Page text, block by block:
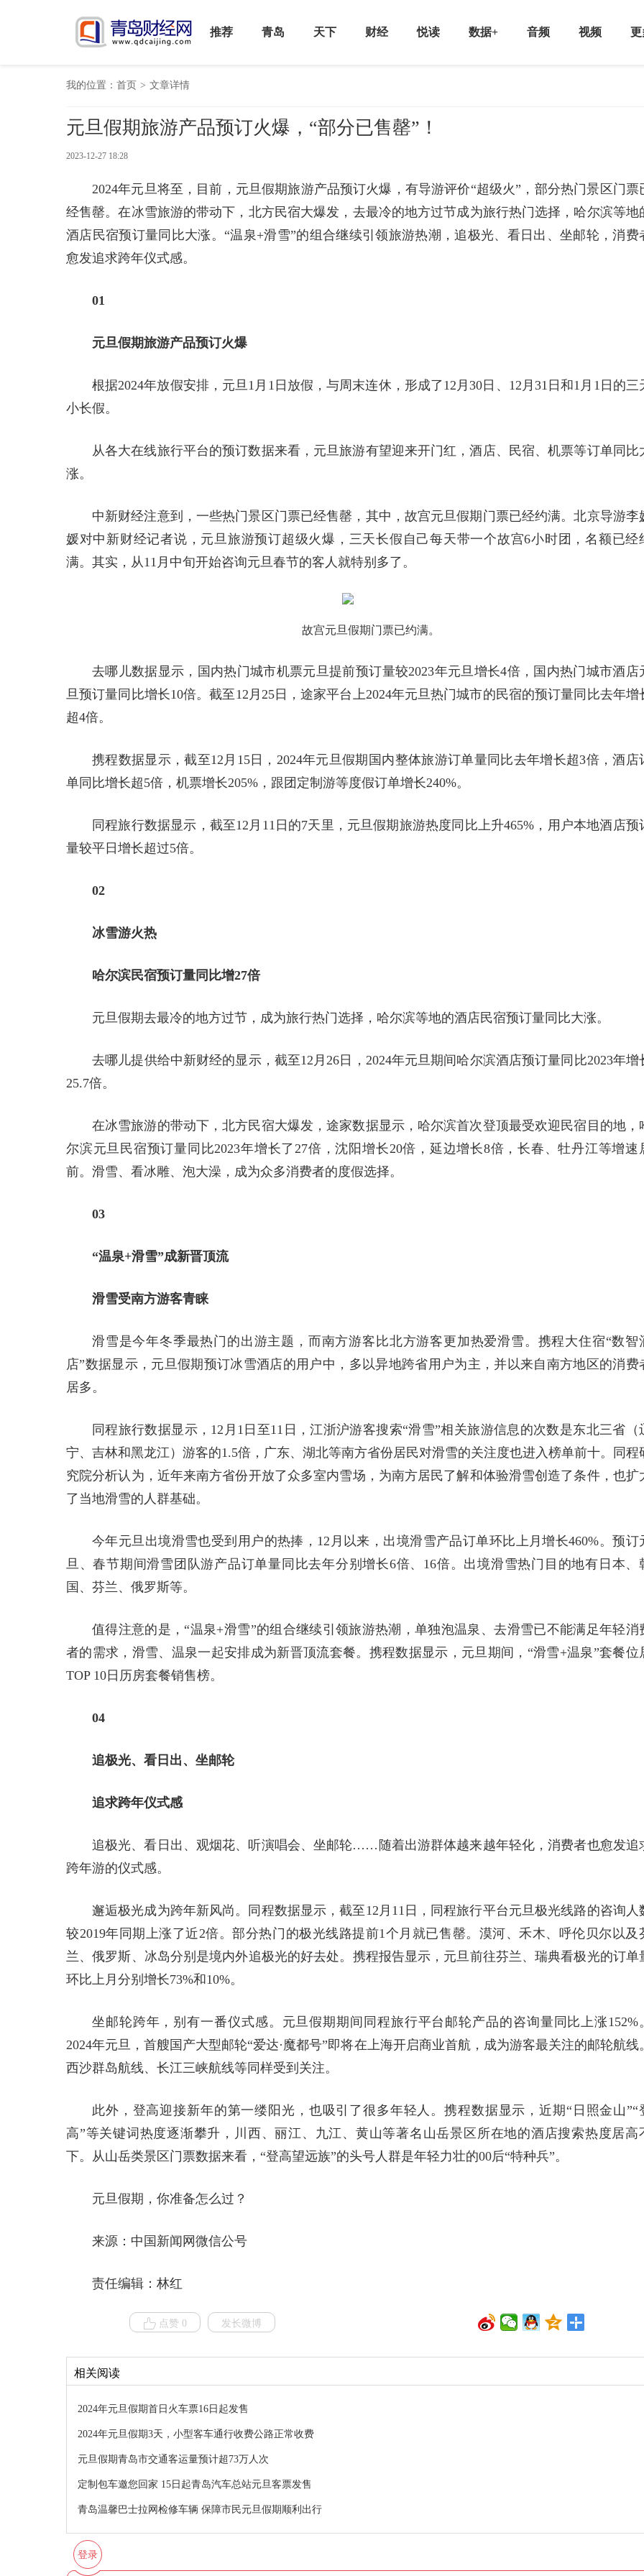
推荐 青岛 天下 财经 悦读 数据+ 音频 视频 更
我的位置： 首页 > 文章详情
元旦假期旅游产品预订火爆，“部分已售罄”！
2023-12-27 18:28
2024年元旦将至，目前，元旦假期旅游产品预订火爆，有导游评价“超级火”，部分热门景区门票
经售罄。在冰雪旅游的带动下，北方民宿大爆发，去最冷的地方过节成为旅行热门选择，哈尔滨等地
酒店民宿预订量同比大涨。“温泉+滑雪”的组合继续引领旅游热潮，追极光、看日出、坐邮轮，消费
愈发追求跨年仪式感。
01
元旦假期旅游产品预订火爆
根据2024年放假安排，元旦1月1日放假，与周末连休，形成了12月30日、12月31日和1月1日的三
小长假。
从各大在线旅行平台的预订数据来看，元旦旅游有望迎来开门红，酒店、民宿、机票等订单同比
涨。
中新财经注意到，一些热门景区门票已经售罄，其中，故宫元旦假期门票已经约满。北京导游李
媛对中新财经记者说，元旦旅游预订超级火爆，三天长假自己每天带一个故宫6小时团，名额已经
满。其实，从11月中旬开始咨询元旦春节的客人就特别多了。
故宫元旦假期门票已约满。
去哪儿数据显示，国内热门城市机票元旦提前预订量较2023年元旦增长4倍，国内热门城市酒店
旦预订量同比增长10倍。截至12月25日，途家平台上2024年元旦热门城市的民宿的预订量同比去年增
超4倍。
携程数据显示，截至12月15日，2024年元旦假期国内整体旅游订单量同比去年增长超3倍，酒店
单同比增长超5倍，机票增长205%，跟团定制游等度假订单增长240%。
同程旅行数据显示，截至12月11日的7天里，元旦假期旅游热度同比上升465%，用户本地酒店预
量较平日增长超过5倍。
02
冰雪游火热
哈尔滨民宿预订量同比增27倍
元旦假期去最冷的地方过节，成为旅行热门选择，哈尔滨等地的酒店民宿预订量同比大涨。
去哪儿提供给中新财经的显示，截至12月26日，2024年元旦期间哈尔滨酒店预订量同比2023年增
25.7倍。
在冰雪旅游的带动下，北方民宿大爆发，途家数据显示，哈尔滨首次登顶最受欢迎民宿目的地，
尔滨元旦民宿预订量同比2023年增长了27倍，沈阳增长20倍，延边增长8倍，长春、牡丹江等增速
前。滑雪、看冰雕、泡大澡，成为众多消费者的度假选择。
03
“温泉+滑雪”成新晋顶流
滑雪受南方游客青睐
滑雪是今年冬季最热门的出游主题，而南方游客比北方游客更加热爱滑雪。携程大住宿“数智
店”数据显示，元旦假期预订冰雪酒店的用户中，多以异地跨省用户为主，并以来自南方地区的消费
居多。
同程旅行数据显示，12月1日至11日，江浙沪游客搜索“滑雪”相关旅游信息的次数是东北三省（
宁、吉林和黑龙江）游客的1.5倍，广东、湖北等南方省份居民对滑雪的关注度也进入榜单前十。同程
究院分析认为，近年来南方省份开放了众多室内雪场，为南方居民了解和体验滑雪创造了条件，也扩
了当地滑雪的人群基础。
今年元旦出境滑雪也受到用户的热捧，12月以来，出境滑雪产品订单环比上月增长460%。预订
旦、春节期间滑雪团队游产品订单量同比去年分别增长6倍、16倍。出境滑雪热门目的地有日本、
国、芬兰、俄罗斯等。
值得注意的是，“温泉+滑雪”的组合继续引领旅游热潮，单独泡温泉、去滑雪已不能满足年轻消
者的需求，滑雪、温泉一起安排成为新晋顶流套餐。携程数据显示，元旦期间，“滑雪+温泉”套餐位
TOP 10日历房套餐销售榜。
04
追极光、看日出、坐邮轮
追求跨年仪式感
追极光、看日出、观烟花、听演唱会、坐邮轮……随着出游群体越来越年轻化，消费者也愈发追
跨年游的仪式感。
邂逅极光成为跨年新风尚。同程数据显示，截至12月11日，同程旅行平台元旦极光线路的咨询人
较2019年同期上涨了近2倍。部分热门的极光线路提前1个月就已售罄。漠河、禾木、呼伦贝尔以及
兰、俄罗斯、冰岛分别是境内外追极光的好去处。携程报告显示，元旦前往芬兰、瑞典看极光的订单
环比上月分别增长73%和10%。
坐邮轮跨年，别有一番仪式感。元旦假期期间同程旅行平台邮轮产品的咨询量同比上涨152%。
2024年元旦，首艘国产大型邮轮“爱达·魔都号”即将在上海开启商业首航，成为游客最关注的邮轮航线。
西沙群岛航线、长江三峡航线等同样受到关注。
此外，登高迎接新年的第一缕阳光，也吸引了很多年轻人。携程数据显示，近期“日照金山”“
高”等关键词热度逐渐攀升，川西、丽江、九江、黄山等著名山岳景区所在地的酒店搜索热度居高
下。从山岳类景区门票数据来看，“登高望远族”的头号人群是年轻力壮的00后“特种兵”。
元旦假期，你准备怎么过？
来源：中国新闻网微信公号
责任编辑：林红
点赞 0 发长微博
相关阅读
2024年元旦假期首日火车票16日起发售
2024年元旦假期3天，小型客车通行收费公路正常收费
元旦假期青岛市交通客运量预计超73万人次
定制包车邀您回家 15日起青岛汽车总站元旦客票发售
青岛温馨巴士拉网检修车辆 保障市民元旦假期顺利出行
登录